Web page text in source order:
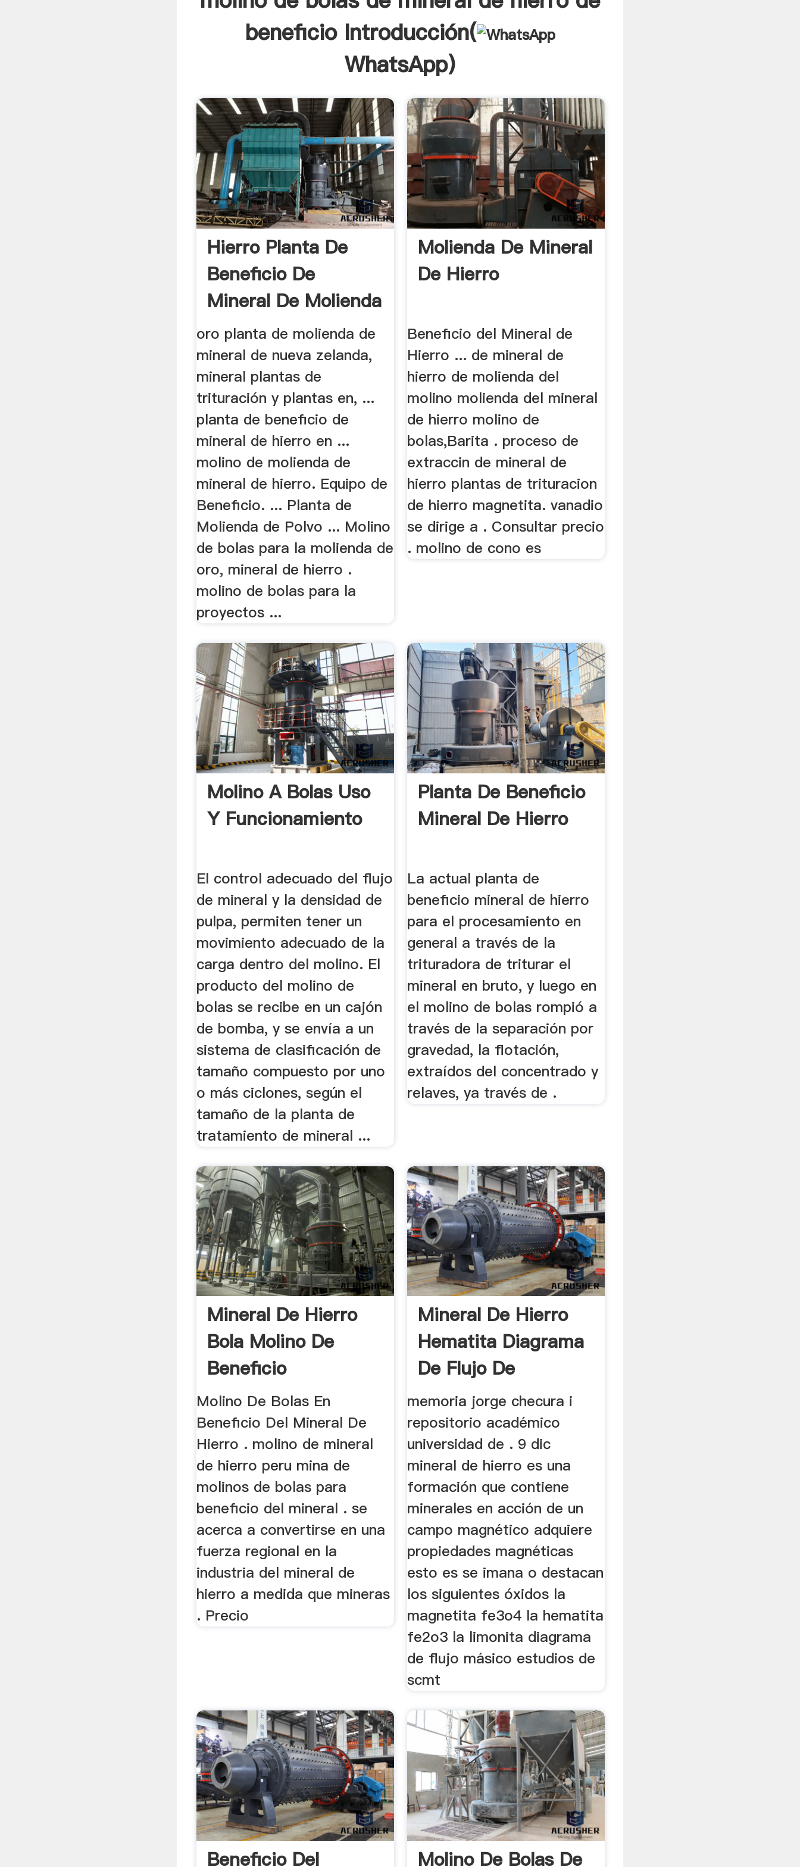
beneficio Introducción(
WhatsApp)
Hierro Planta De
Beneficio De
Mineral De Molienda
oro planta de molienda de
mineral de nueva zelanda,
mineral plantas de
trituración y plantas en, ...
planta de beneficio de
mineral de hierro en ...
molino de molienda de
mineral de hierro. Equipo de
Beneficio. ... Planta de
Molienda de Polvo ... Molino
de bolas para la molienda de
oro, mineral de hierro .
molino de bolas para la
proyectos ...
Molienda De Mineral
De Hierro
Beneficio del Mineral de
Hierro ... de mineral de
hierro de molienda del
molino molienda del mineral
de hierro molino de
bolas,Barita . proceso de
extraccin de mineral de
hierro plantas de trituracion
de hierro magnetita. vanadio
se dirige a . Consultar precio
. molino de cono es
Molino A Bolas Uso
Y Funcionamiento
El control adecuado del flujo
de mineral y la densidad de
pulpa, permiten tener un
movimiento adecuado de la
carga dentro del molino. El
producto del molino de
bolas se recibe en un cajón
de bomba, y se envía a un
sistema de clasificación de
tamaño compuesto por uno
o más ciclones, según el
tamaño de la planta de
tratamiento de mineral ...
Planta De Beneficio
Mineral De Hierro
La actual planta de
beneficio mineral de hierro
para el procesamiento en
general a través de la
trituradora de triturar el
mineral en bruto, y luego en
el molino de bolas rompió a
través de la separación por
gravedad, la flotación,
extraídos del concentrado y
relaves, ya través de .
Mineral De Hierro
Bola Molino De
Beneficio
Molino De Bolas En
Beneficio Del Mineral De
Hierro . molino de mineral
de hierro peru mina de
molinos de bolas para
beneficio del mineral . se
acerca a convertirse en una
fuerza regional en la
industria del mineral de
hierro a medida que mineras
. Precio
Mineral De Hierro
Hematita Diagrama
De Flujo De
Beneficio
memoria jorge checura i
repositorio académico
universidad de . 9 dic
mineral de hierro es una
formación que contiene
minerales en acción de un
campo magnético adquiere
propiedades magnéticas
esto es se imana o destacan
los siguientes óxidos la
magnetita fe3o4 la hematita
fe2o3 la limonita diagrama
de flujo másico estudios de
scmt
Beneficio Del Molino De Bolas De